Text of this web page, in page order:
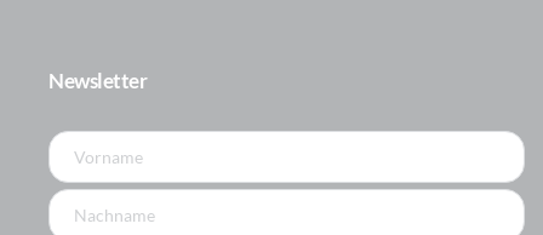
Newsletter